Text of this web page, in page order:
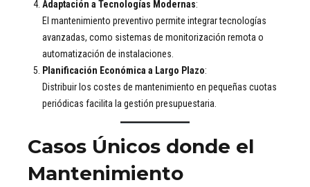
Adaptación a Tecnologías Modernas:
El mantenimiento preventivo permite integrar tecnologías
avanzadas, como sistemas de monitorización remota o
automatización de instalaciones.
Planificación Económica a Largo Plazo:
Distribuir los costes de mantenimiento en pequeñas cuotas
periódicas facilita la gestión presupuestaria.
Casos Únicos donde el
Mantenimiento